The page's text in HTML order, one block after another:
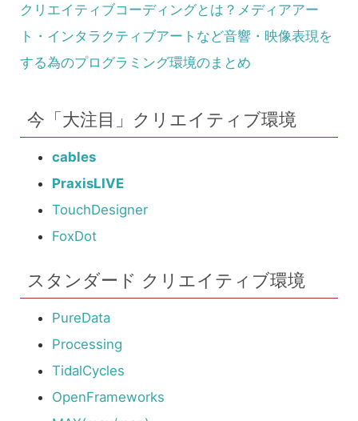
クリエイティブコーディングとは？メディアアー
ト・インタラクティブアートなど音響・映像表現を
する為のプログラミング環境のまとめ
今「大注目」クリエイティブ環境
cables
PraxisLIVE
TouchDesigner
FoxDot
スタンダード クリエイティブ環境
PureData
Processing
TidalCycles
OpenFrameworks